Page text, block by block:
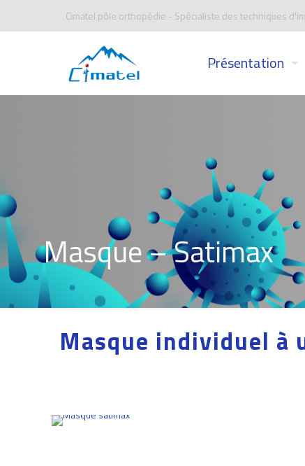
Cimatel pôle orthopédie - Spécialiste des techniques
Présentation
Masque – Satimax
Masque individuel à